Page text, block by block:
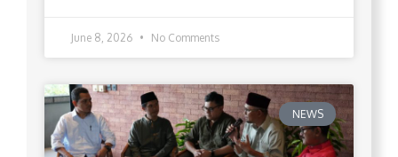
June 8, 2026 No Comments
NEWS